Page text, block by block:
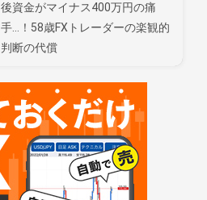
後資金がマイナス400万円の痛
手…！58歳FXトレーダーの楽観的
判断の代償